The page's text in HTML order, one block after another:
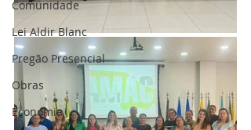
Comunidade
Lei Aldir Blanc
Pregão Presencial
Obras
Economia